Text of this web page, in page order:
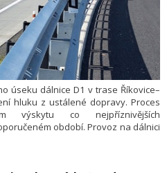
úseku dálnice D1 v trase Říkovice–
hluku z ustálené dopravy. Proces
výskytu co nejpříznivějších
období. Provoz na dálnici
sjezdech a nájezdech včetně
výsledky prokázaly dodržení